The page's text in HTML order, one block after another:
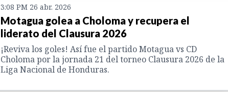
3:08 PM 26 abr. 2026
Motagua golea a Choloma y recupera el
liderato del Clausura 2026
¡Reviva los goles! Así fue el partido Motagua vs CD
Choloma por la jornada 21 del torneo Clausura 2026 de la
Liga Nacional de Honduras.